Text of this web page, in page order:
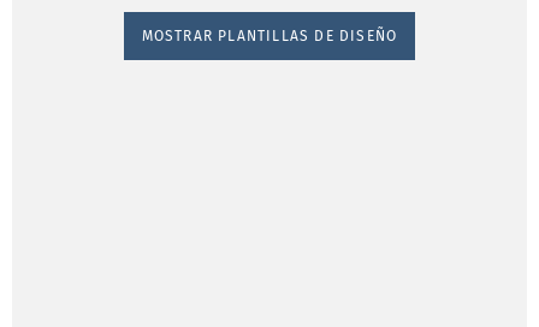
MOSTRAR PLANTILLAS DE DISEÑO